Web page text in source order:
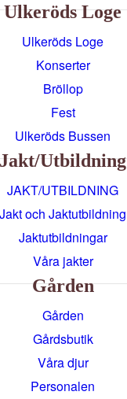
Ulkeröds Loge
Ulkeröds Loge
Konserter
Bröllop
Fest
Ulkeröds Bussen
Jakt/utbildning
JAKT/UTBILDNING
Jakt och Jaktutbildning
Jaktutbildningar
Våra jakter
Gården
Gården
Gårdsbutik
Våra djur
Personalen